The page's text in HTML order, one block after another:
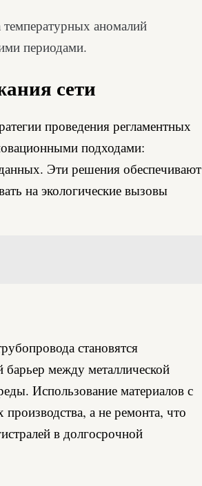
температурных аномалий
периодами.
сети
проведения регламентных
подходами:
Эти решения обеспечивают
на экологические вызовы
становятся
между металлической
Использование материалов с
а не ремонта, что
в долгосрочной